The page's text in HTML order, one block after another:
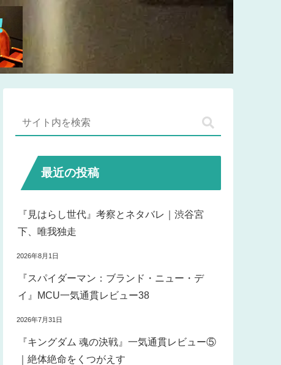
最近の投稿
『見はらし世代』考察とネタバレ｜渋谷宮
下、唯我独走
2026年8月1日
『スパイダーマン：ブランド・ニュー・デ
イ』MCU一気通貫レビュー38
2026年7月31日
『キングダム 魂の決戦』一気通貫レビュー⑤
｜絶体絶命をくつがえす